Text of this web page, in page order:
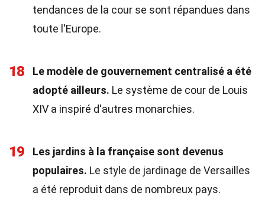
tendances de la cour se sont répandues dans
toute l'Europe.
18
Le modèle de gouvernement centralisé a été
adopté ailleurs. Le système de cour de Louis
XIV a inspiré d'autres monarchies.
19
Les jardins à la française sont devenus
populaires. Le style de jardinage de Versailles
a été reproduit dans de nombreux pays.